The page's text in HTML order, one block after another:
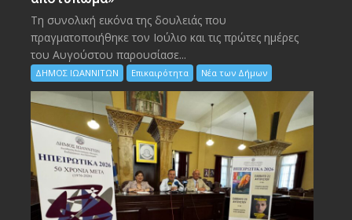
Τη συνολική εικόνα της δουλειάς που
πραγματοποιήθηκε τον Ιούλιο και τις πρώτες ημέρες
του Αυγούστου παρουσίασε...
ΔΗΜΟΣ ΙΩΑΝΝΙΤΩΝ Επικαιρότητα Νέα των Δήμων